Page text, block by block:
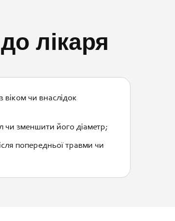
лікаря
чи внаслідок
чи зменшити його діаметр;
попередньої травми чи